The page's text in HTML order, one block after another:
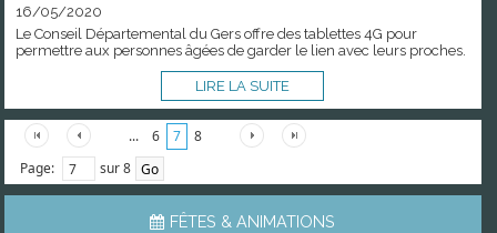
16/05/2020
Le Conseil Départemental du Gers offre des tablettes 4G pour
permettre aux personnes âgées de garder le lien avec leurs proches.
LIRE LA SUITE
... 6 7
8
Page:
sur 8
FÊTES & ANIMATIONS